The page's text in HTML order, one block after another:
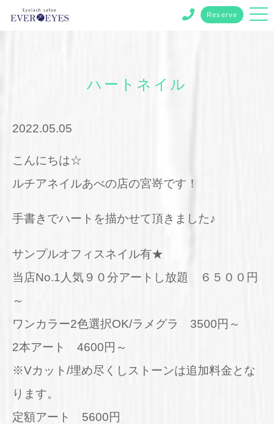
Reserve
ハートネイル
2022.05.05
こんにちは☆
ルチアネイルあべの店の宮嵜です！
手書きでハートを描かせて頂きました♪
サンプルオフィスネイル有★
当店No.1人気９０分アートし放題 ６５００円
～
ワンカラー2色選択OK/ラメグラ 3500円～
2本アート 4600円～
※Vカット/埋め尽くしストーンは追加料金とな
ります。
定額アート 5600円